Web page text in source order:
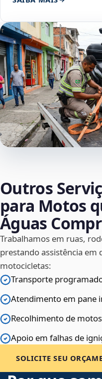
Outros
para Motos
Águas
Trabalhamos em ruas,
prestando assistência em
motocicletas:
Transporte
Atendimento em pane
Recolhimento de
Apoio em falhas de
SOLICITE SEU